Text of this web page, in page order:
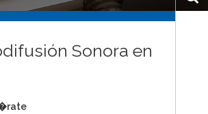
Sonora en